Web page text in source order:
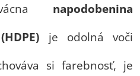
napodobenina
je odolná voči
si farebnosť, je